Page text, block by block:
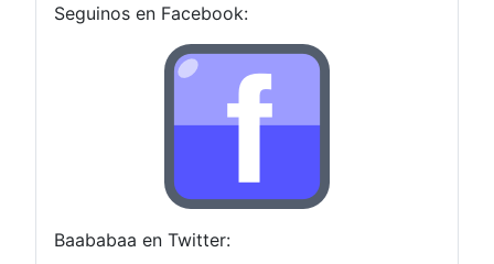
Seguinos en Facebook:
Baababaa en Twitter: